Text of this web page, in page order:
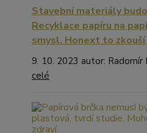
Stavební materiály
Recyklace papíru na
smysl. Honext to zkouší
9. 10. 2023 autor: Radomír
celé